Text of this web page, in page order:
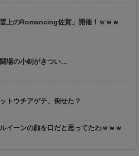
雲上のRomancing佐賀」開催！ｗｗｗ
闘場の小剣がきつい…
トウチアゲテ、倒せた？
ルイーンの顔を口だと思ってたわｗｗｗ